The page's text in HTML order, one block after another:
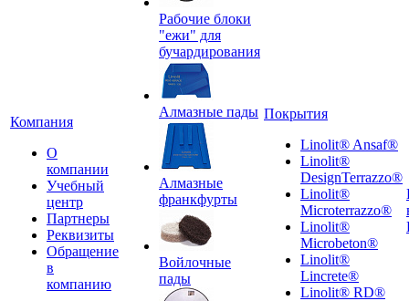
Компания
О
компании
Учебный
центр
Партнеры
Реквизиты
Обращение
в
компанию
Рабочие блоки
"ежи" для
бучардирования
Алмазные пады
Алмазные
франкфурты
Войлочные
пады
Покрытия
Linolit® Ansaf®
Linolit®
DesignTerrazzo®
Linolit®
Microterrazzo®
Linolit®
Microbeton®
Linolit®
Lincrete®
Linolit® RD®